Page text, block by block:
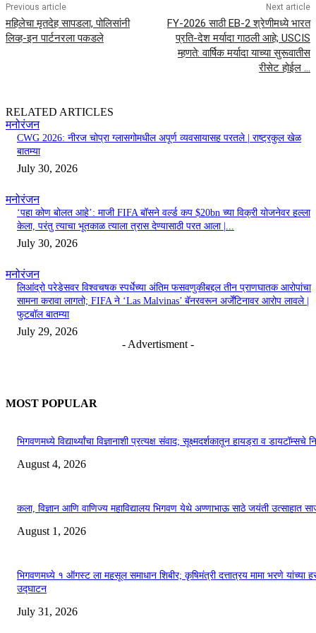
Previous article
महिलेचा मृतदेह सापडला, पोलिसांनी
लिव्ह-इन पार्टनरला पकडले
Next article
FY-2026 साठी EB-2 श्रेणीमध्ये भारत
प्रति-देश मर्यादा गाठली आहे; USCIS
म्हणते: वार्षिक मर्यादा याच्या सुरूवातीस
रीसेट होईल …
RELATED ARTICLES
मनोरंजन
CWG 2026: नीरज चोप्रा ग्लासगोमधील अपूर्ण व्यवसायासह परतले | राष्ट्रकुल खेळ
बातम्या
July 30, 2026
मनोरंजन
‘पहा कोण बोलत आहे’: माजी FIFA बॉसने वर्ल्ड कप $20bn च्या विक्री योजनेवर हल्ला
केला, परंतु त्याचा भूतकाळ त्याला त्रास देण्यासाठी परत आला |...
July 30, 2026
मनोरंजन
लिआंद्रो परेडेसवर विश्वचषक स्पर्धेच्या अंतिम फसवणुकीबद्दल तीन प्राणघातक आरोपांचा
सामना करावा लागतो; FIFA ने ‘Las Malvinas’ बॅनरवरून अर्जेंटिनावर आरोप लावले |
फुटबॉल बातम्या
July 29, 2026
- Advertisment -
MOST POPULAR
भिगवणमध्ये विद्यार्थ्यांचा विज्ञानाशी प्रत्यक्ष संवाद; सूक्ष्मदर्शकातून हायड्रा व डायटॉम्सचे
August 4, 2026
कला, विज्ञान आणि वाणिज्य महाविद्यालय भिगवण येथे अण्णाभाऊ साठे जयंती उत्साहात
August 1, 2026
भिगवणमध्ये १ ऑगस्ट ला महसूल समाधान शिबीर; कृषिमंत्री दत्तात्रय मामा भरणे यांच्या
उद्घाटन
July 31, 2026